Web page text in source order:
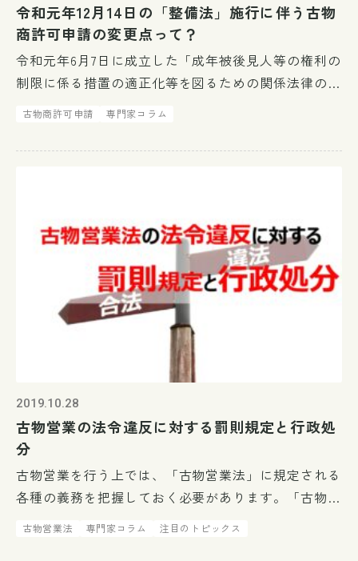
令和元年12月14日の「整備法」施行に伴う古物
商許可申請の変更点って？
令和元年6月7日に成立した「成年被後見人等の権利の
制限に係る措置の適正化等を図るための関係法律の整
備に関する法律（整備法）」の施行に伴い、古物商許
は資格や職業等によって異な […]
古物商許可申請 専門家コラム
2019.10.28
古物営業の法令違反に対する罰則規定と行政処
分
古物営業を行う上では、「古物営業法」に規定される
各種の義務を把握しておく必要があります。「古物営
業法」に規定されている、違反行為を行った場合に
古物営業法 専門家コラム 注目のトピックス